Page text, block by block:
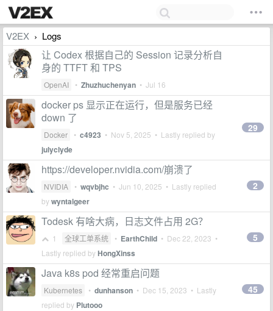
V2EX › Logs
让 Codex 根据自己的 Session 记录分析自
身的 TTFT 和 TPS
OpenAI • Zhuzhuchenyan • Jul 16
docker ps 显示正在运行，但是服务已经
down 了
Docker • c4923 • Nov 5, 2025 • Lastly replied by
julyclyde
29
https://developer.nvidia.com/崩溃了
NVIDIA • wqvbjhc • Jun 10, 2025 • Lastly replied
bywyntalgeer
2
Todesk 有啥大病，日志文件占用 2G？
1 全球工单系统 • EarthChild • Dec 22, 2023 •
Lastly replied byHongXinss
5
Java k8s pod 经常重启问题
Kubernetes • dunhanson • Dec 15, 2023 • Lastly
replied by Plutooo
45